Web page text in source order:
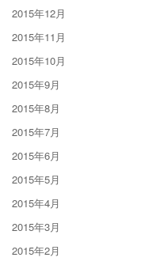
2015年12月
2015年11月
2015年10月
2015年9月
2015年8月
2015年7月
2015年6月
2015年5月
2015年4月
2015年3月
2015年2月